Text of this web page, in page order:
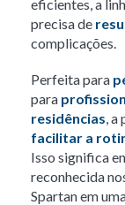
eficientes, a
precisa de
complicações.
Perfeita para
para
residências, a
facilitar a
Isso significa
reconhecida
Spartan em